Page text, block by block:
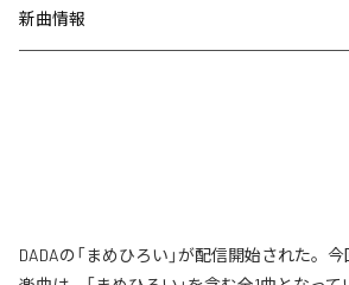
新曲情報
DADAの「まめひろい」が配信開始された。